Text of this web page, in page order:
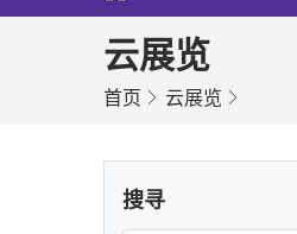
云展览
首页 云展览
搜寻